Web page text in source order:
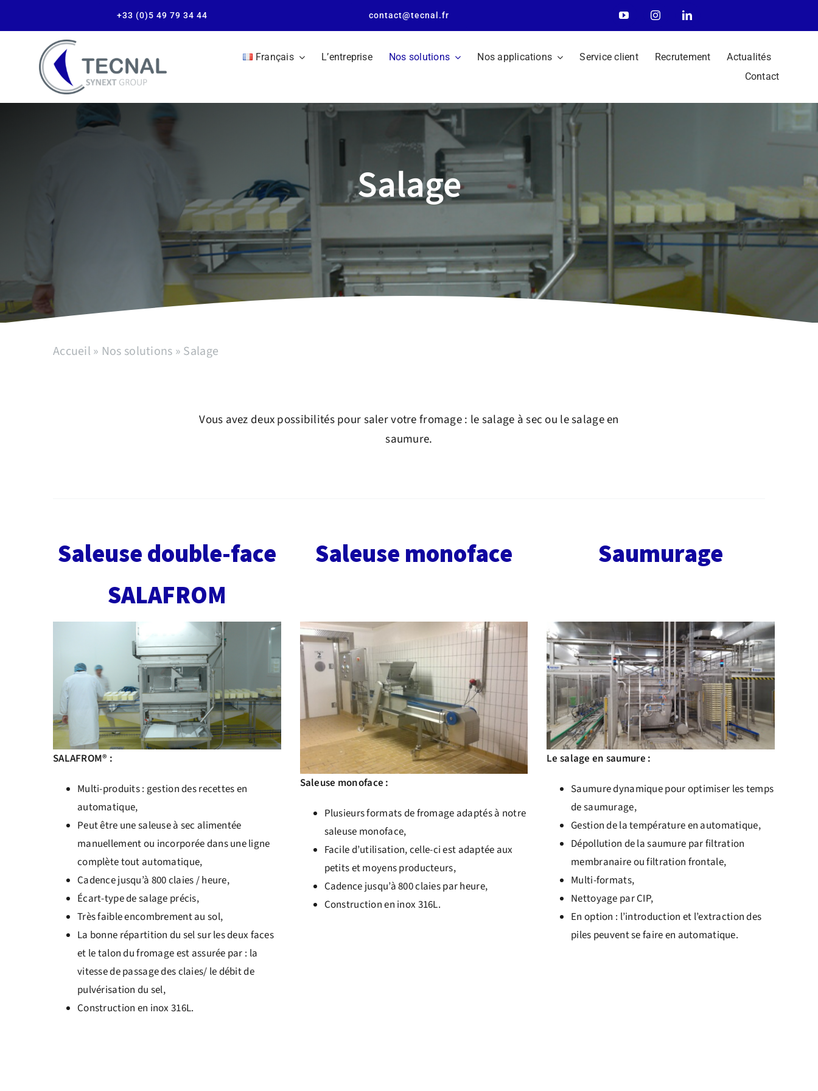
+33 (0)5 49 79 34 44 contact@tecnal.fr
Français L’entreprise Nos solutions Nos applications Service client Recrutement
Actualités
Contact
Salage
Accueil » Nos solutions » Salage
Vous avez deux possibilités pour saler votre fromage : le salage à sec ou le salage en
saumure.
Saleuse double-face
SALAFROM
SALAFROM® :
Multi-produits : gestion des recettes en
automatique,
Peut être une saleuse à sec alimentée
manuellement ou incorporée dans une ligne
complète tout automatique,
Cadence jusqu’à 800 claies / heure,
Écart-type de salage précis,
Très faible encombrement au sol,
La bonne répartition du sel sur les deux faces
et le talon du fromage est assurée par : la
vitesse de passage des claies/ le débit de
pulvérisation du sel,
Construction en inox 316L.
Saleuse monoface
Saleuse monoface :
Plusieurs formats de fromage adaptés à notre
saleuse monoface,
Facile d’utilisation, celle-ci est adaptée aux
petits et moyens producteurs,
Cadence jusqu’à 800 claies par heure,
Construction en inox 316L.
Saumurage
Le salage en saumure :
Saumure dynamique pour optimiser les temps
de saumurage,
Gestion de la température en automatique,
Dépollution de la saumure par filtration
membranaire ou filtration frontale,
Multi-formats,
Nettoyage par CIP,
En option : l’introduction et l’extraction des
piles peuvent se faire en automatique.